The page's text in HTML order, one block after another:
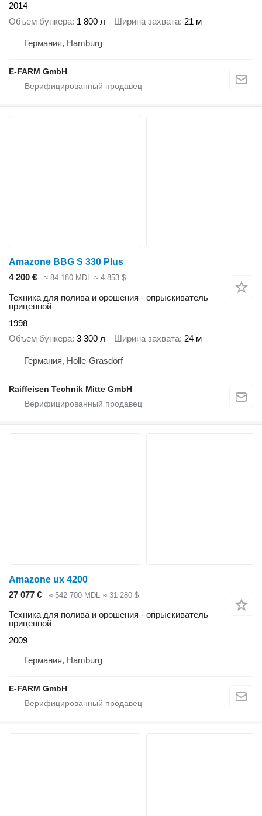
2014
Объем бункера 1 800 л Ширина захвата 21 м
Германия, Hamburg
E-FARM GmbH
Amazone BBG S 330 Plus
4 200 €
≈ 84 180 MDL ≈ 4 853 $
Техника для полива и орошения - опрыскиватель
прицепной
1998
Объем бункера 3 300 л Ширина захвата 24 м
Германия, Holle-Grasdorf
Raiffeisen Technik Mitte GmbH
Amazone ux 4200
27 077 €
≈ 542 700 MDL ≈ 31 280 $
Техника для полива и орошения - опрыскиватель
прицепной
2009
Германия, Hamburg
E-FARM GmbH